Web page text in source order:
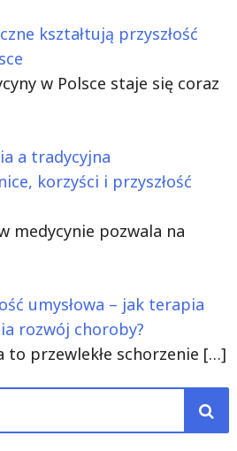
kształtują przyszłość
w Polsce staje się coraz
a tradycyjna
korzyści i przyszłość
medycynie pozwala na
umysłowa – jak terapia
rozwój choroby?
to przewlekłe schorzenie […]